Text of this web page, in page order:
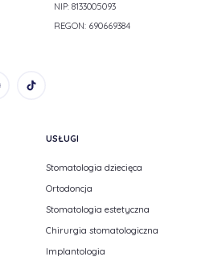
NIP: 8133005093
REGON: 690669384
USŁUGI
Stomatologia dziecięca
Ortodoncja
Stomatologia estetyczna
Chirurgia stomatologiczna
Implantologia